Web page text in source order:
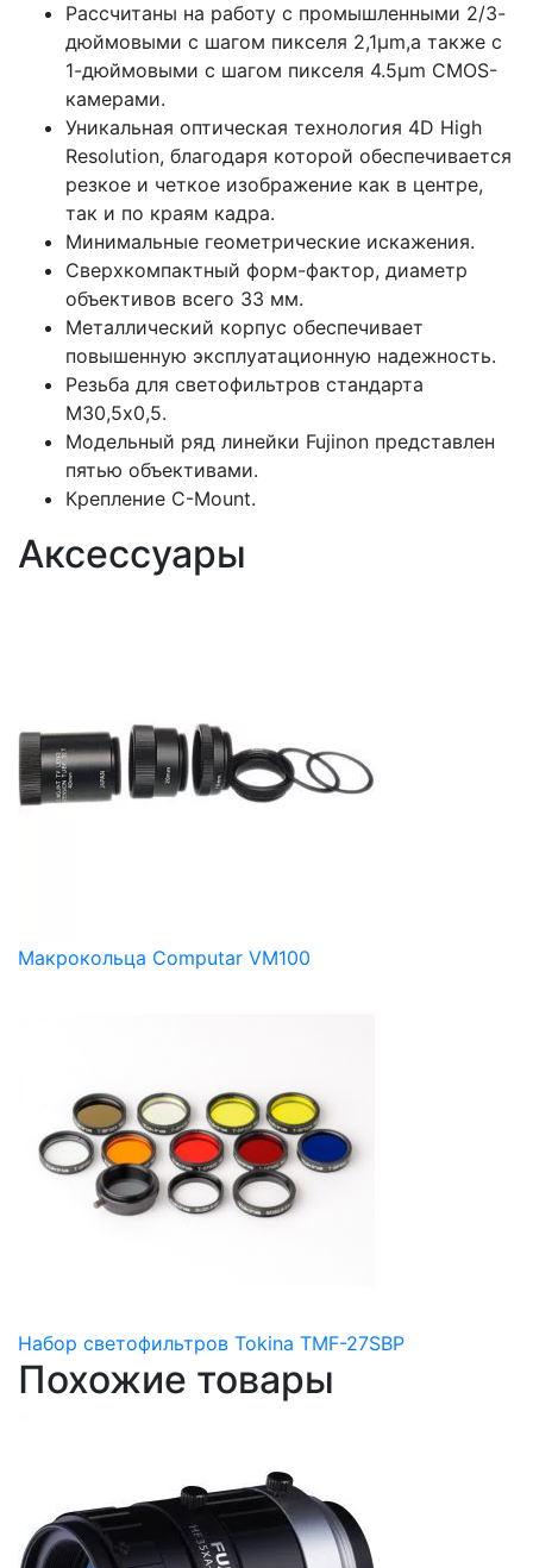
Рассчитаны на работу с промышленными 2/3-
дюймовыми с шагом пикселя 2,1μm,а также с
1-дюймовыми с шагом пикселя 4.5μm CMOS-
камерами.
Уникальная оптическая технология 4D High
Resolution, благодаря которой обеспечивается
резкое и четкое изображение как в центре,
так и по краям кадра.
Минимальные геометрические искажения.
Сверхкомпактный форм-фактор, диаметр
объективов всего 33 мм.
Металлический корпус обеспечивает
повышенную эксплуатационную надежность.
Резьба для светофильтров стандарта
M30,5х0,5.
Модельный ряд линейки Fujinon представлен
пятью объективами.
Крепление C-Mount.
Аксессуары
Макрокольца Computar VM100
Набор светофильтров Tokina TMF-27SBP
Похожие товары